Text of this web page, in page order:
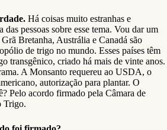
Há coisas muito estranhas e
das pessoas sobre esse tema. Vou dar um
Bretanha, Austrália e Canadá são
de trigo no mundo. Esses países têm
transgênico, criado há mais de vinte anos.
A Monsanto requereu ao USDA, o
autorização para plantar. O
Pelo acordo firmado pela Câmara de
Trigo.